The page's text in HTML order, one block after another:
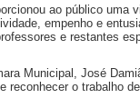
ao público uma
empenho e
e restantes
Municipal, José
o trabalho